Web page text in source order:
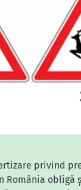
privind
România